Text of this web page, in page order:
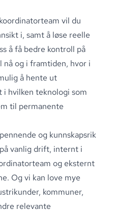
vil du
i, samt å løse reelle
å få bedre kontroll på
nå og i framtiden, hvor i
å hente ut
hvilken teknologi som
til permanente
og kunnskapsrik
vanlig drift, internt i
og eksternt
. Og vi kan love mye
kommuner,
relevante